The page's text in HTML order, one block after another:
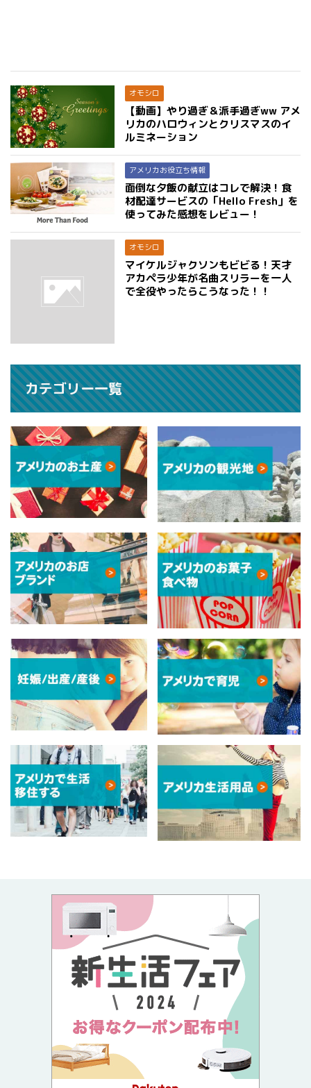
オモシロ
【動画】やり過ぎ＆派手過ぎww アメ
リカのハロウィンとクリスマスのイ
ルミネーション
アメリカお役立ち情報
面倒な夕飯の献立はコレで解決！食
材配達サービスの「Hello Fresh」を
使ってみた感想をレビュー！
オモシロ
マイケルジャクソンもビビる！天才
アカペラ少年が名曲スリラーを一人
で全役やったらこうなった！！
カテゴリー一覧